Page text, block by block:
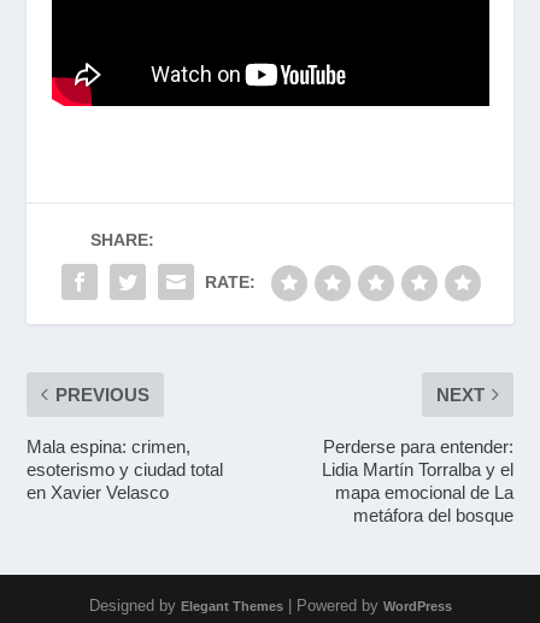
SHARE:
RATE:
PREVIOUS
Mala espina: crimen,
esoterismo y ciudad total
en Xavier Velasco
NEXT
Perderse para entender:
Lidia Martín Torralba y el
mapa emocional de La
metáfora del bosque
Designed by Elegant Themes| Powered by WordPress